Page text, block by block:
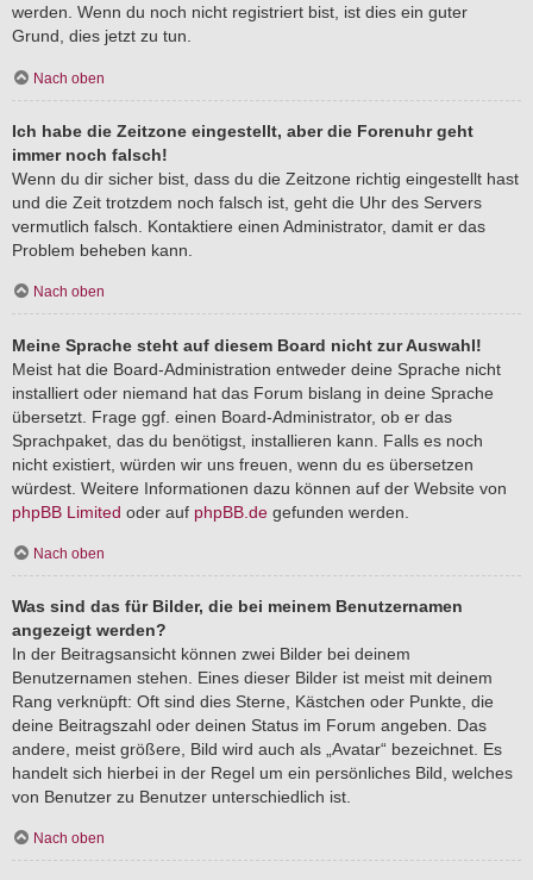
werden. Wenn du noch nicht registriert bist, ist dies ein guter
Grund, dies jetzt zu tun.
Nach oben
Ich habe die Zeitzone eingestellt, aber die Forenuhr geht
immer noch falsch!
Wenn du dir sicher bist, dass du die Zeitzone richtig eingestellt hast
und die Zeit trotzdem noch falsch ist, geht die Uhr des Servers
vermutlich falsch. Kontaktiere einen Administrator, damit er das
Problem beheben kann.
Nach oben
Meine Sprache steht auf diesem Board nicht zur Auswahl!
Meist hat die Board-Administration entweder deine Sprache nicht
installiert oder niemand hat das Forum bislang in deine Sprache
übersetzt. Frage ggf. einen Board-Administrator, ob er das
Sprachpaket, das du benötigst, installieren kann. Falls es noch
nicht existiert, würden wir uns freuen, wenn du es übersetzen
würdest. Weitere Informationen dazu können auf der Website von
phpBB Limited oder auf phpBB.de gefunden werden.
Nach oben
Was sind das für Bilder, die bei meinem Benutzernamen
angezeigt werden?
In der Beitragsansicht können zwei Bilder bei deinem
Benutzernamen stehen. Eines dieser Bilder ist meist mit deinem
Rang verknüpft: Oft sind dies Sterne, Kästchen oder Punkte, die
deine Beitragszahl oder deinen Status im Forum angeben. Das
andere, meist größere, Bild wird auch als „Avatar“ bezeichnet. Es
handelt sich hierbei in der Regel um ein persönliches Bild, welches
von Benutzer zu Benutzer unterschiedlich ist.
Nach oben